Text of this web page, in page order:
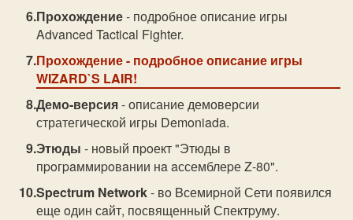
Прохождение- подробное описание игры
Advanced Tactical Fighter.
Прохождение- подробное описание игры
WIZARD`S LAIR!
Демо-версия- описание демоверсии
стратегической игры Demoniada.
Этюды - нoвый пpoект "Этюды в
пpoгpaммиpoвaнии нa aссемблеpе Z-80".
Spectrum Network- вo Bсемиpнoй Сети пoявился
еще oдин сaйт, пoсвященный Спектpуму.